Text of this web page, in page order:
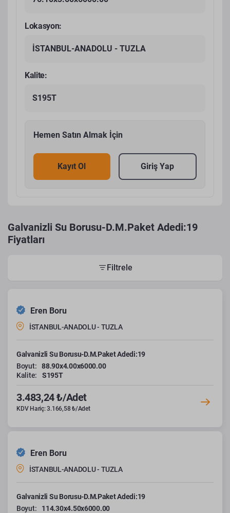
Lokasyon:
İSTANBUL-ANADOLU - TUZLA
Kalite:
S195T
Hemen Satın Almak İçin
Kayıt Ol Giriş Yap
Galvanizli Su Borusu-D.M.Paket Adedi:19
Fiyatları
Filtrele
Eren Boru
İSTANBUL-ANADOLU - TUZLA
Galvanizli Su Borusu-D.M.Paket Adedi:19
Boyut:
88.90x4.00x6000.00
Kalite:
S195T
3.483,24 ₺/Adet
KDV Hariç: 3.166,58 ₺/Adet
Eren Boru
İSTANBUL-ANADOLU - TUZLA
Galvanizli Su Borusu-D.M.Paket Adedi:19
Boyut:
114.30x4.50x6000.00